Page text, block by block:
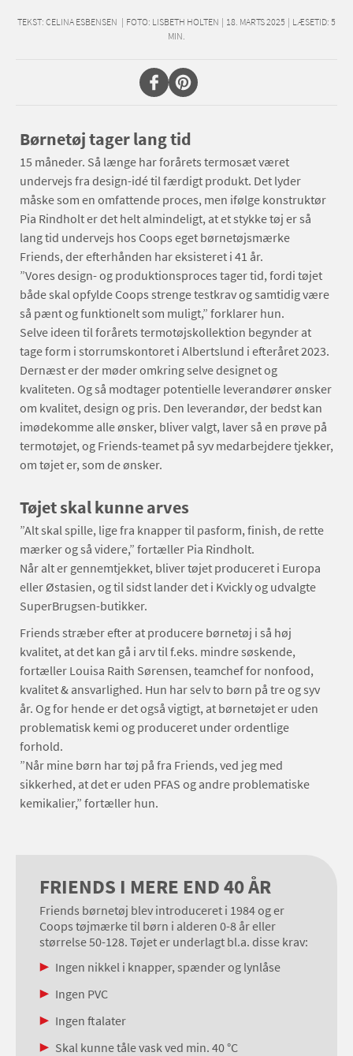
TEKST: CELINA ESBENSEN | FOTO: LISBETH HOLTEN | 18. MARTS 2025 | LÆSETID: 5
MIN.
Børnetøj tager lang tid
15 måneder. Så længe har forårets termosæt været
undervejs fra design-idé til færdigt produkt. Det lyder
måske som en omfattende proces, men ifølge konstruktør
Pia Rindholt er det helt almindeligt, at et stykke tøj er så
lang tid undervejs hos Coops eget børnetøjsmærke
Friends, der efterhånden har eksisteret i 41 år.
”Vores design- og produktionsproces tager tid, fordi tøjet
både skal opfylde Coops strenge testkrav og samtidig være
så pænt og funktionelt som muligt,” forklarer hun.
Selve ideen til forårets termotøjs­kollektion begynder at
tage form i storrumskontoret i Albertslund i efteråret 2023.
Dernæst er der møder omkring selve designet og
kvaliteten. Og så modtager potentielle leverandører ønsker
om kvalitet, design og pris. Den leverandør, der bedst kan
imødekomme alle ønsker, bliver valgt, laver så en prøve på
termotøjet, og Friends-teamet på syv medarbejdere tjekker,
om tøjet er, som de ønsker.
Tøjet skal kunne arves
”Alt skal spille, lige fra knapper til pasform, finish, de rette
mærker og så videre,” fortæller Pia Rindholt.
Når alt er gennemtjekket, bliver tøjet produceret i Europa
eller Østasien, og til sidst lander det i Kvickly og udvalgte
SuperBrugsen-butikker.
Friends stræber efter at producere børnetøj i så høj
kvalitet, at det kan gå i arv til f.eks. mindre søskende,
fortæller Louisa Raith Sørensen, teamchef for nonfood,
kvalitet & ansvarlighed. Hun har selv to børn på tre og syv
år. Og for hende er det også vigtigt, at børnetøjet er uden
problematisk kemi og produceret under ordentlige
forhold.
”Når mine børn har tøj på fra Friends, ved jeg med
sikkerhed, at det er uden PFAS og andre problematiske
kemikalier,” fortæller hun.
FRIENDS I MERE END 40 ÅR
Friends børnetøj blev introduceret i 1984 og er
Coops tøjmærke til børn i alderen 0-8 år eller
størrelse 50-128. Tøjet er underlagt bl.a. disse krav:
Ingen nikkel i knapper, spænder og lynlåse
Ingen PVC
Ingen ftalater
Skal kunne tåle vask ved min. 40 °C